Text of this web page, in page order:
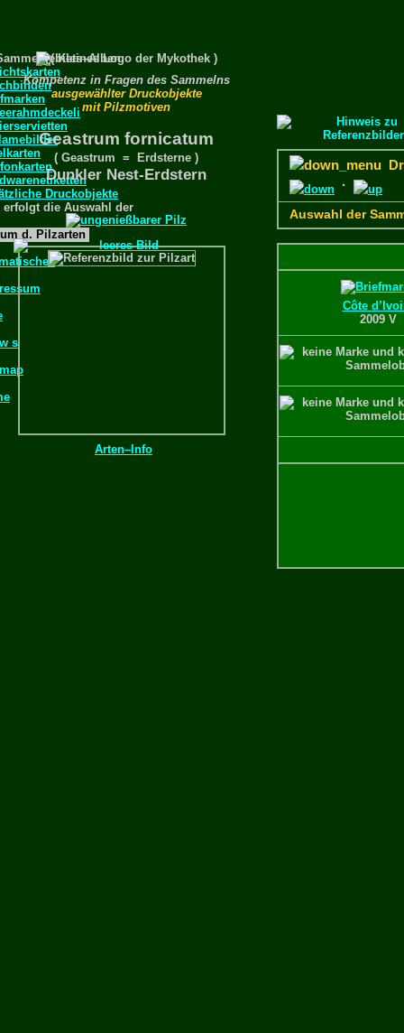
Kompetenz in Fragen des Sammelns
ausgewählter Druckobjekte
mit Pilzmotiven
Geastrum fornicatum
( Geastrum = Erdsterne )
Dunkler Nest-Erdstern
Arten–Info
·
Auswahl der
Côte
2009 V
Druckobjekte
erfolgt die Auswahl der
d. Pilzarten
s